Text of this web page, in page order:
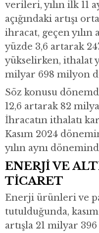
verileri, yılın ilk 11
açığındaki artışı
ihracat, geçen yılın
yüzde 3,6 artarak
yükselirken, ithalat
milyar 698 milyon
Söz konusu
12,6 artarak 82
İhracatın ithalatı
Kasım 2024
yılın aynı
ENERJİ VE
TİCARET
Enerji ürünleri ve
tutulduğunda,
artışla 21 milyar